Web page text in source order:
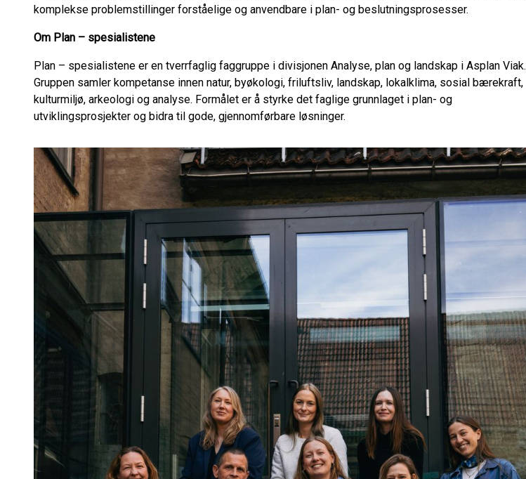
komplekse problemstillinger forståelige og anvendbare i plan- og beslutningsprosesser.
Om Plan – spesialistene
Plan – spesialistene er en tverrfaglig faggruppe i divisjonen Analyse, plan og landskap i Asplan Viak.
Gruppen samler kompetanse innen natur, byøkologi, friluftsliv, landskap, lokalklima, sosial bærekraft,
kulturmiljø, arkeologi og analyse. Formålet er å styrke det faglige grunnlaget i plan- og
utviklingsprosjekter og bidra til gode, gjennomførbare løsninger.